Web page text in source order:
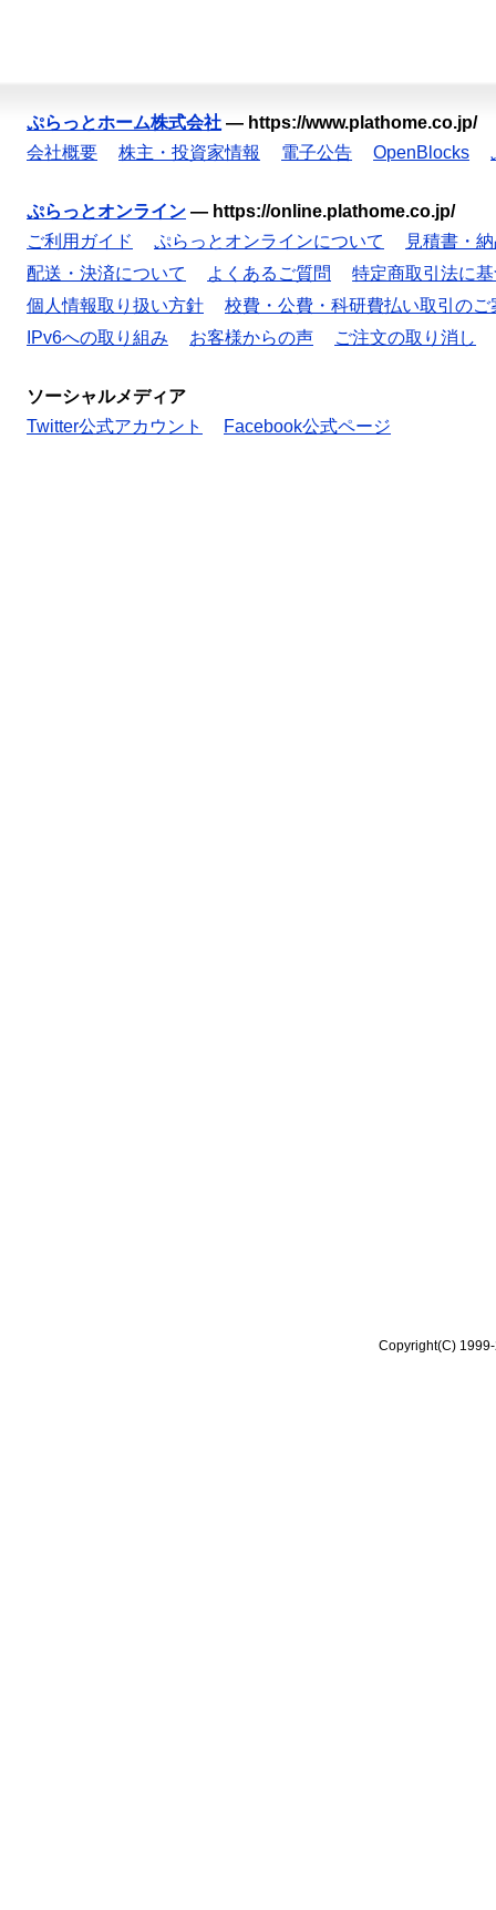
ぷらっとホーム株式会社 — https://www.plathome.co.jp/
会社概要
株主・投資家情報 電子公告 OpenBlocks
ぷらっとオンライン — https://online.plathome.co.jp/
ご利用ガイド
ぷらっとオンラインについて
見積書・
配送・決済について
よくあるご質問
特定商取引法に
個人情報取り扱い方針
校費・公費・科研費払い取引のご
IPv6への取り組み
お客様からの声 ご注文の取り消し
ソーシャルメディア
Twitter公式アカウント
Facebook公式ページ
Copyright(C)